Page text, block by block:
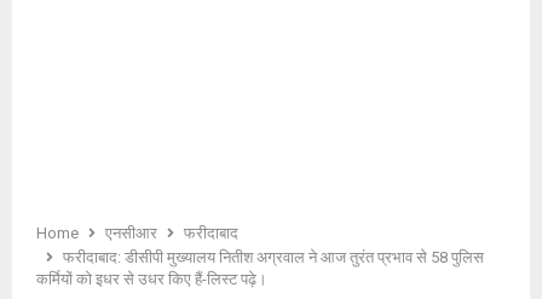
Home एनसीआर
फरीदाबाद
फरीदाबाद: डीसीपी मुख्यालय नितीश अग्रवाल ने आज तुरंत प्रभाव से 58 पुलिस
कर्मियों को इधर से उधर किए हैं-लिस्ट पढ़े।